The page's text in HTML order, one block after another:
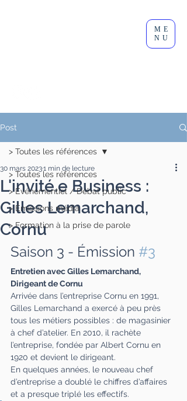
ME
NU
Post
> Toutes les références
> Événementiel / Débat public
> Émissions média
> Formation à la prise de parole
> Toutes les références
L'invité.e Business :
Gilles Lemarchand,
Cornu
30 mars 20231 min de lecture
Saison 3 - Émission #3
Entretien avec Gilles Lemarchand,
Dirigeant de Cornu
Arrivée dans l’entreprise Cornu en 1991,
Gilles Lemarchand a exercé à peu près
tous les métiers possibles : de magasinier
à chef d’atelier. En 2010, il rachète
l’entreprise, fondée par Albert Cornu en
1920 et devient le dirigeant.
En quelques années, le nouveau chef
d’entreprise a doublé le chiffres d’affaires
et a presque triplé les effectifs.